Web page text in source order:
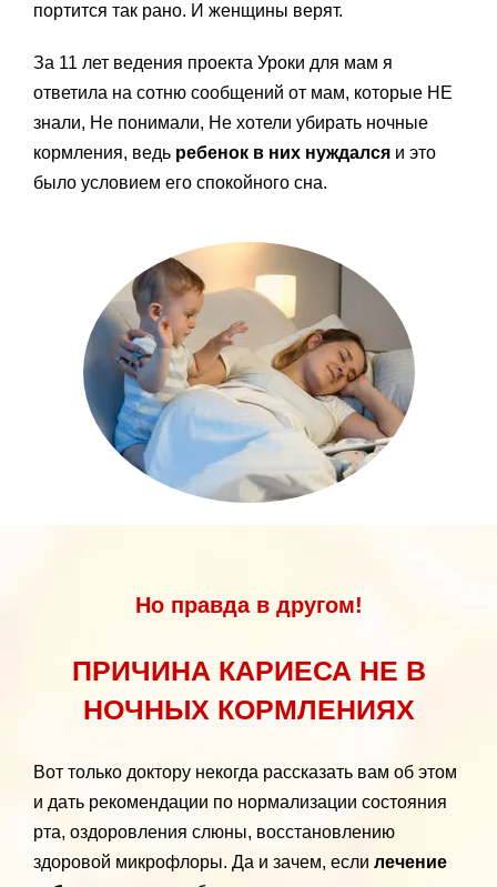
портится так рано. И женщины верят.
За 11 лет ведения проекта Уроки для мам я
ответила на сотню сообщений от мам, которые НЕ
знали, Не понимали, Не хотели убирать ночные
кормления, ведь ребенок в них нуждалсяи это
было условием его спокойного сна.
Но правда в другом!
ПРИЧИНА КАРИЕСА НЕ В
НОЧНЫХ КОРМЛЕНИЯХ
Вот только доктору некогда рассказать вам об этом
и дать рекомендации по нормализации состояния
рта, оздоровления слюны, восстановлению
здоровой микрофлоры. Да и зачем, если лечение